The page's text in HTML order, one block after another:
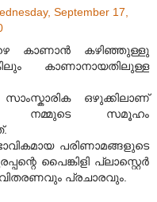
September 17,
കാണാന്‍ കഴിഞ്ഞുള്ളു
കാണാനായതിലുള്ള
ഒഴുക്കിലാണ്
നമ്മുടെ സമൂഹം
പരിണാമങ്ങളുടെ
പൈങ്കിളി പ്ലാസ്റ്റെര്‍
പ്രചാരവും.